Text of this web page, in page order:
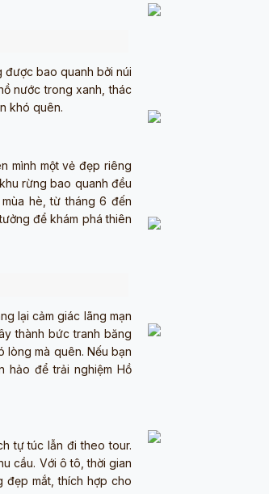
được bao quanh bởi núi
nước trong xanh, thác
khó quên.
mình một vẻ đẹp riêng
rừng bao quanh đều
hè, từ tháng 6 đến
để khám phá thiên
lại cảm giác lãng mạn
thành bức tranh băng
lòng mà quên. Nếu bạn
hảo để trải nghiệm Hồ
tự túc lẫn đi theo tour.
cầu. Với ô tô, thời gian
mắt, thích hợp cho